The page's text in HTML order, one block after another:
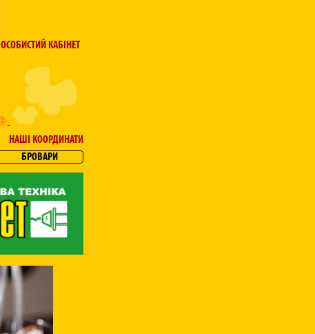
ОСОБИСТИЙ КАБІНЕТ
НАШІ КООРДИНАТИ
БРОВАРИ